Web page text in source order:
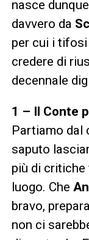
nasce
davvero da
per cui i
credere di
decennale
1 – Il Conte
Partiamo dal
saputo
più di
luogo. Che
bravo,
non ci